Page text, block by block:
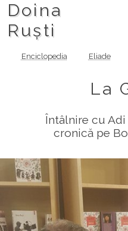
Doina
Ruști
Enciclopedia Eliade
La
Întâlnire cu Adi
cronică pe